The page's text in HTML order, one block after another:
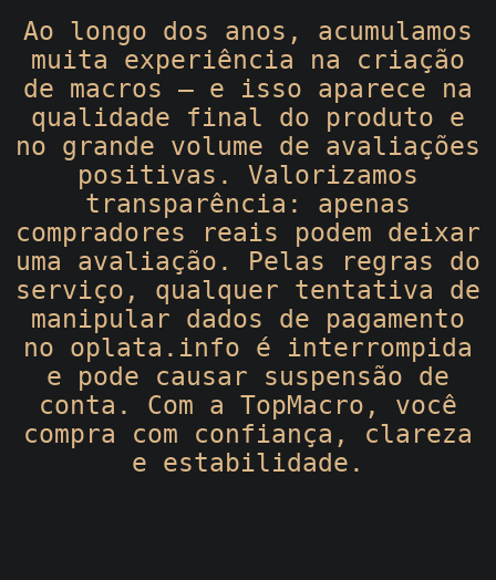
Ao longo dos anos, acumulamos
muita experiência na criação
de macros — e isso aparece na
qualidade final do produto e
no grande volume de avaliações
positivas. Valorizamos
transparência: apenas
compradores reais podem deixar
uma avaliação. Pelas regras do
serviço, qualquer tentativa de
manipular dados de pagamento
no oplata.info é interrompida
e pode causar suspensão de
conta. Com a TopMacro, você
compra com confiança, clareza
e estabilidade.